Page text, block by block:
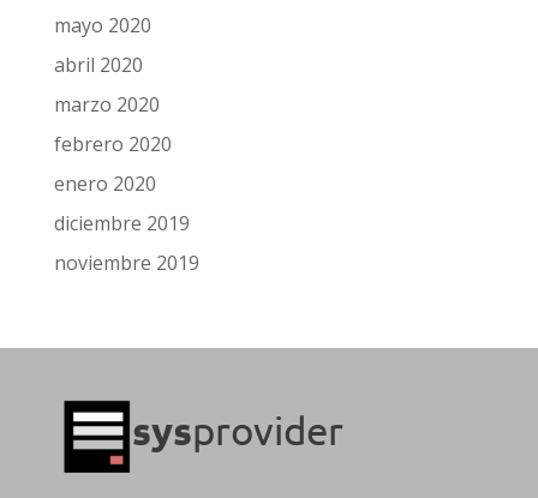
mayo 2020
abril 2020
marzo 2020
febrero 2020
enero 2020
diciembre 2019
noviembre 2019